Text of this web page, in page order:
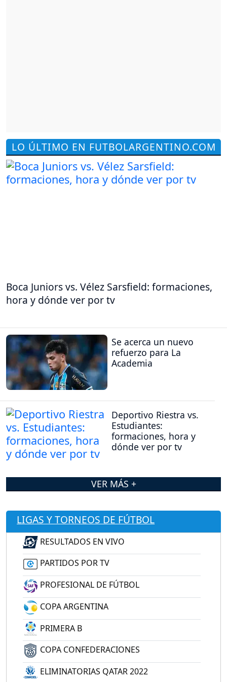
LO ÚLTIMO EN FUTBOLARGENTINO.COM
Boca Juniors vs. Vélez Sarsfield: formaciones,
hora y dónde ver por tv
Se acerca un nuevo
refuerzo para La
Academia
Deportivo Riestra vs.
Estudiantes:
formaciones, hora y
dónde ver por tv
VER MÁS +
LIGAS Y TORNEOS DE FÚTBOL
RESULTADOS EN VIVO
PARTIDOS POR TV
PROFESIONAL DE FÚTBOL
COPA ARGENTINA
PRIMERA B
COPA CONFEDERACIONES
ELIMINATORIAS QATAR 2022